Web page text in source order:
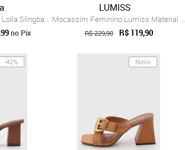
Scarpin Feminino Santa Lolla Slingback C...
no Pix
LUMISS
Mocassim Feminino Lumiss Material Natura...
R$ 229,90 R$ 119,90
-42% Novo